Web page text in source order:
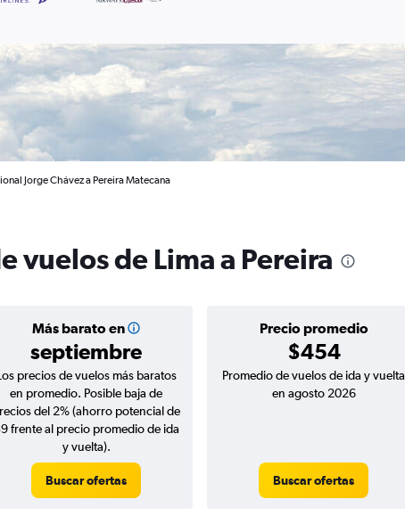
Jorge Chávez a Pereira Matecana
vuelos de Lima a Pereira
Más barato en
septiembre
Precio promedio
$454
precios de vuelos más baratos
en promedio. Posible baja de
del 2% (ahorro potencial de
frente al precio promedio de ida
y vuelta).
Buscar ofertas
Promedio de vuelos de ida y vuelta
en agosto 2026
Buscar ofertas